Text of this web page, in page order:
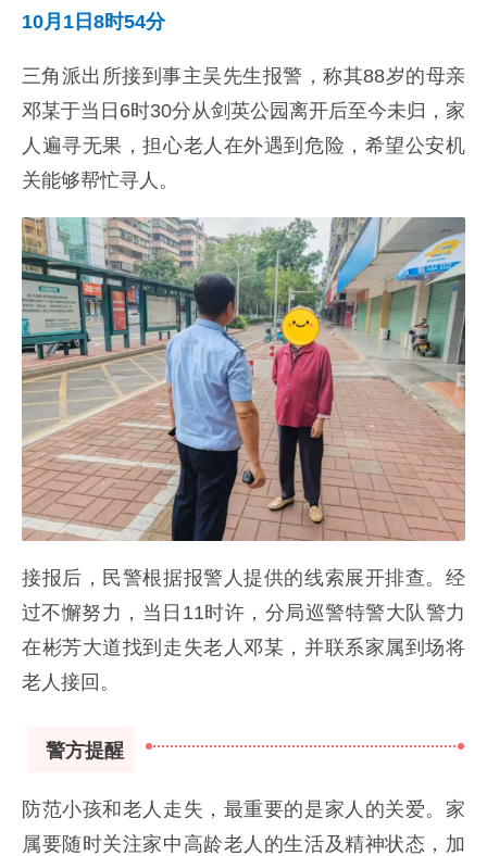
10月1日8时54分
三角派出所接到事主吴先生报警，称其88岁的母亲
邓某于当日6时30分从剑英公园离开后至今未归，家
人遍寻无果，担心老人在外遇到危险，希望公安机
关能够帮忙寻人。
接报后，民警根据报警人提供的线索展开排查。经
过不懈努力，当日11时许，分局巡警特警大队警力
在彬芳大道找到走失老人邓某，并联系家属到场将
老人接回。
警方提醒
防范小孩和老人走失，最重要的是家人的关爱。家
属要随时关注家中高龄老人的生活及精神状态，加